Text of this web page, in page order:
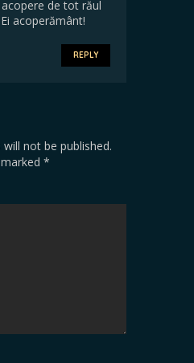
de tot răul
acoperământ!
REPLY
not be published.
*